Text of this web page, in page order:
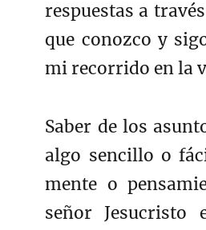
respuestas a
que conozco y
mi recorrido en la
Saber de los
algo sencillo o
mente o
señor Jesucristo